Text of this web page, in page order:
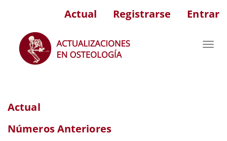
Contenido
principal
Barra
Actual Registrarse Entrar
Actual
Números Anteriores